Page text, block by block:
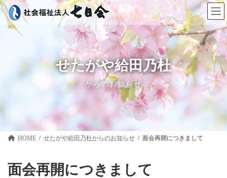
コ
ン
ナ
ビ
せたがや給田乃杜
からのお知らせ
HOME せたがや給田乃杜 面会再開につきまして
面会再開につきまして